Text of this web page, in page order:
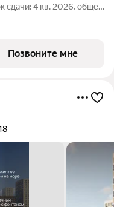
сдачи: 4 кв. 2026, общей
новый порт
Чёрного моря
Позвоните мне